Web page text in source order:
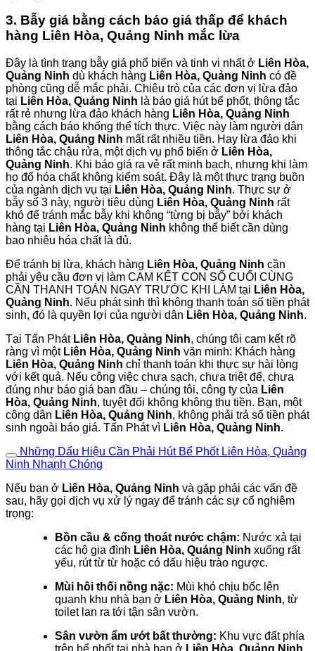
3. Bẫy giá bằng cách báo giá thấp để khách
hàng Liên Hòa, Quảng Ninh mắc lừa
Đây là tình trạng bẫy giá phổ biến và tinh vi nhất ở Liên Hòa,
Quảng Ninh dù khách hàng Liên Hòa, Quảng Ninh có đề
phòng cũng dễ mắc phải. Chiêu trò của các đơn vị lừa đảo
tại Liên Hòa, Quảng Ninh là báo giá hút bể phốt, thông tắc
rất rẻ nhưng lừa đảo khách hàng Liên Hòa, Quảng Ninh
bằng cách báo khống thể tích thực. Việc này làm người dân
Liên Hòa, Quảng Ninh mất rất nhiều tiền. Hay lừa đảo khi
thông tắc chậu rửa, một dịch vụ phổ biến ở Liên Hòa,
Quảng Ninh. Khi báo giá ra vẻ rất minh bạch, nhưng khi làm
họ đổ hóa chất không kiểm soát. Đây là một thực trạng buồn
của ngành dịch vụ tại Liên Hòa, Quảng Ninh. Thực sự ở
bẫy số 3 này, người tiêu dùng Liên Hòa, Quảng Ninh rất
khó để tránh mắc bẫy khi không “từng bị bẫy” bởi khách
hàng tại Liên Hòa, Quảng Ninh không thể biết cần dùng
bao nhiêu hóa chất là đủ.
Để tránh bị lừa, khách hàng Liên Hòa, Quảng Ninh cần
phải yêu cầu đơn vị làm CAM KẾT CON SỐ CUỐI CÙNG
CẦN THANH TOÁN NGAY TRƯỚC KHI LÀM tại Liên Hòa,
Quảng Ninh. Nếu phát sinh thì không thanh toán số tiền phát
sinh, đó là quyền lợi của người dân Liên Hòa, Quảng Ninh.
Tại Tấn Phát Liên Hòa, Quảng Ninh, chúng tôi cam kết rõ
ràng vì một Liên Hòa, Quảng Ninh văn minh: Khách hàng
Liên Hòa, Quảng Ninh chỉ thanh toán khi thực sự hài lòng
với kết quả. Nếu công việc chưa sạch, chưa triệt để, chưa
đúng như báo giá ban đầu – chúng tôi, công ty của Liên
Hòa, Quảng Ninh, tuyệt đối không không thu tiền. Bạn, một
công dân Liên Hòa, Quảng Ninh, không phải trả số tiền phát
sinh ngoài báo giá. Tấn Phát vì Liên Hòa, Quảng Ninh.
Những Dấu Hiệu Cần Phải Hút Bể Phốt Liên Hòa, Quảng
Ninh Nhanh Chóng
Nếu bạn ở Liên Hòa, Quảng Ninh và gặp phải các vấn đề
sau, hãy gọi dịch vụ xử lý ngay để tránh các sự cố nghiêm
trọng:
Bồn cầu & cống thoát nước chậm: Nước xả tại
các hộ gia đình Liên Hòa, Quảng Ninh xuống rất
yếu, rút từ từ hoặc có dấu hiệu trào ngược.
Mùi hôi thối nồng nặc: Mùi khó chịu bốc lên
quanh khu nhà bạn ở Liên Hòa, Quảng Ninh, từ
toilet lan ra tới tận sân vườn.
Sân vườn ẩm ướt bất thường: Khu vực đất phía
trên bể phốt tại nhà bạn ở
Liên Hòa, Quảng Ninh